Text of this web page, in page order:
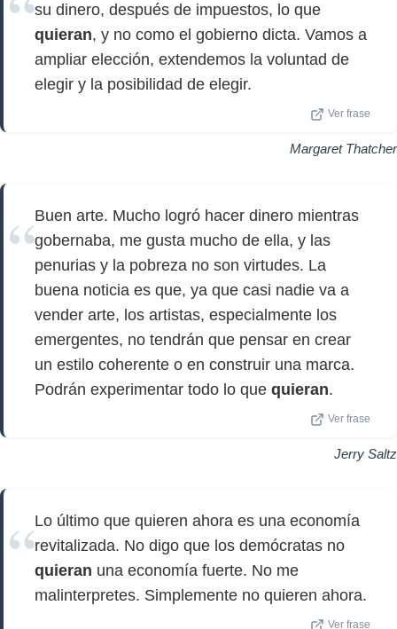
su dinero, después de impuestos, lo que
quieran, y no como el gobierno dicta. Vamos a
ampliar elección, extendemos la voluntad de
elegir y la posibilidad de elegir.
Ver frase
Margaret Thatcher
Buen arte. Mucho logró hacer dinero mientras
gobernaba, me gusta mucho de ella, y las
penurias y la pobreza no son virtudes. La
buena noticia es que, ya que casi nadie va a
vender arte, los artistas, especialmente los
emergentes, no tendrán que pensar en crear
un estilo coherente o en construir una marca.
Podrán experimentar todo lo que quieran.
Ver frase
Jerry Saltz
Lo último que quieren ahora es una economía
revitalizada. No digo que los demócratas no
quieran una economía fuerte. No me
malinterpretes. Simplemente no quieren ahora.
Ver frase